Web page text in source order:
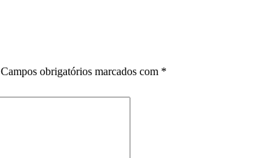
Campos obrigatórios marcados com *